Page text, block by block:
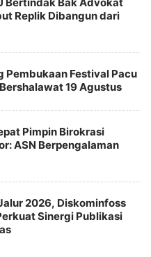
Replik Dibangun dari
Pembukaan Festival Pacu
19 Agustus
Pimpin Birokrasi
ASN Berpengalaman
2026, Diskominfoss
Sinergi Publikasi